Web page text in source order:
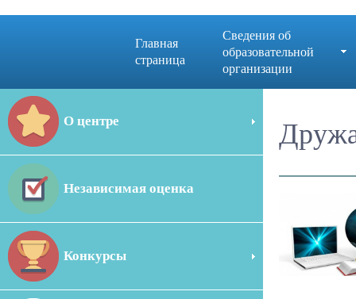
Главная
страница
Сведения об
образовательной
организации
О центре
Независимая оценка
Конкурсы